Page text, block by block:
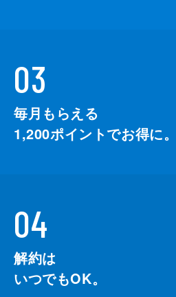
03
毎月もらえる
1,200ポイントでお得に。
04
解約は
いつでもOK。